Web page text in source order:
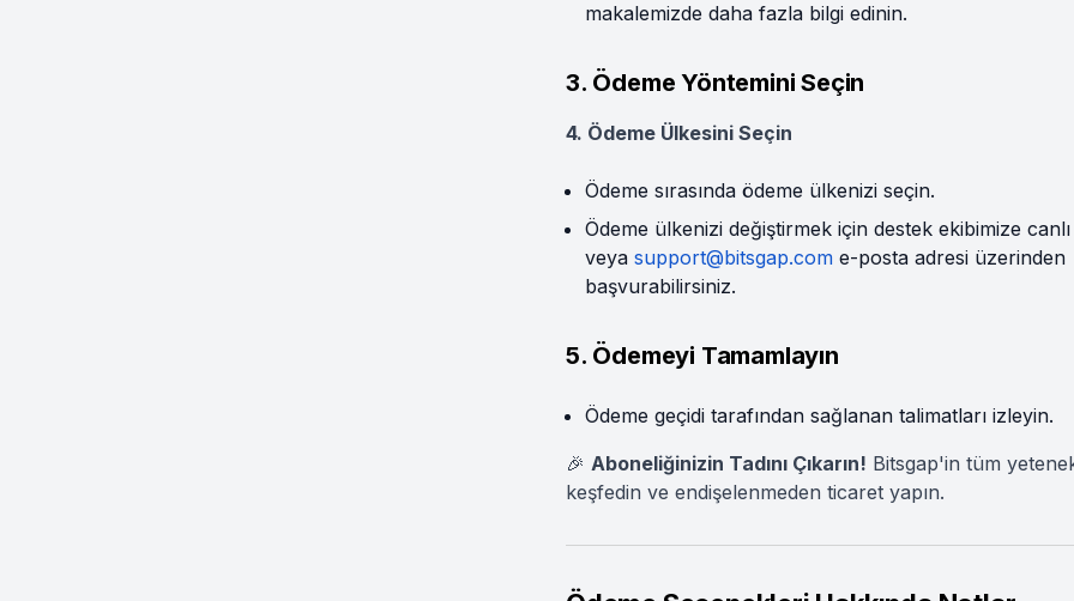
makalemizde daha fazla bilgi edinin.
3. Ödeme Yöntemini Seçin
4. Ödeme Ülkesini Seçin
Ödeme sırasında ödeme ülkenizi seçin.
Ödeme ülkenizi değiştirmek için destek ekibimize
veya support@bitsgap.com e-posta adresi üzerinden
başvurabilirsiniz.
5. Ödemeyi Tamamlayın
Ödeme geçidi tarafından sağlanan talimatları izleyin.
🎉 Aboneliğinizin Tadını Çıkarın! Bitsgap'in tüm
keşfedin ve endişelenmeden ticaret yapın.